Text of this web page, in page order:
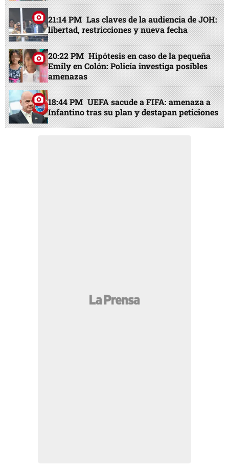
21:14 PM Las claves de la audiencia de JOH:
libertad, restricciones y nueva fecha
20:22 PM Hipótesis en caso de la pequeña
Emily en Colón: Policía investiga posibles
amenazas
18:44 PM UEFA sacude a FIFA: amenaza a
Infantino tras su plan y destapan peticiones